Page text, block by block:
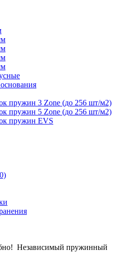
пружин 3 Zone (до 256 шт/м2)
пружин 5 Zone (до 256 шт/м2)
пружин EVS
Независимый пружинный